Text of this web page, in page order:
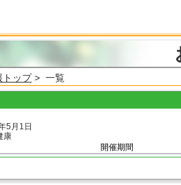
トップ> 一覧
5月1日
康
開催期間